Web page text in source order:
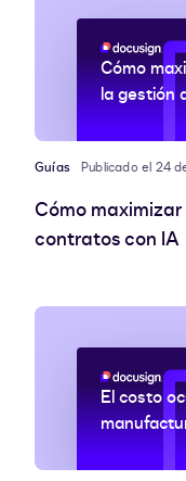
Cómo
la gestión
Guías Publicado el 24
Cómo
contratos con IA
El costo